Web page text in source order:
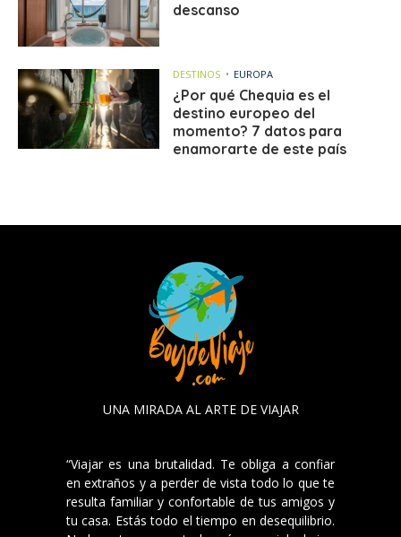
descanso
DESTINOS EUROPA
¿Por qué Chequia es el
destino europeo del
momento? 7 datos para
enamorarte de este país
UNA MIRADA AL ARTE DE VIAJAR
“Viajar es una brutalidad. Te obliga a confiar
en extraños y a perder de vista todo lo que te
resulta familiar y confortable de tus amigos y
tu casa. Estás todo el tiempo en desequilibrio.